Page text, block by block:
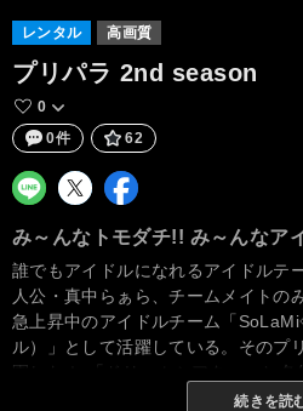
レンタル 高画質
プリパラ 2nd season
0
0件
62
み～んなトモダチ!! み～んなア
誰でもアイドルになれるアイドルテ
人公・真中らぁら、チームメイトの
急上昇中のアイドルチーム「
ル）」として活躍している。そのプ
園した！ 「ドリームシアター」と名
で、チャームが導く運命の5人チー
続きを読